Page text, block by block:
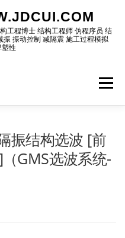
工程博士 结构工程师 伪程序员 结
振动控制 减隔震 施工过程模拟
塑性
Menu
振结构选波 [前
GMS选波系统-